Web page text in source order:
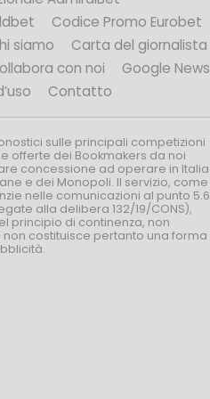
Codice Promo Eurobet
siamo
Carta del giornalista
con noi
Google News
Contatto
sulle principali competizioni
offerte dei Bookmakers da noi
concessione ad operare in Italia
e dei Monopoli. Il servizio, come
nelle comunicazioni al punto 5.6
alla delibera 132/19/CONS),
principio di continenza, non
costituisce pertanto una forma